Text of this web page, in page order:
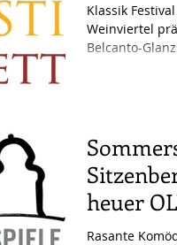
Klassik
Weinviertel
Belcanto-
heuer
Molnár
Rasante